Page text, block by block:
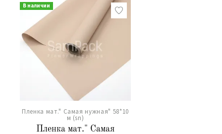
В наличии
Пленка мат." Самая нужная" 58*10
м (sn)
Пленка мат." Самая